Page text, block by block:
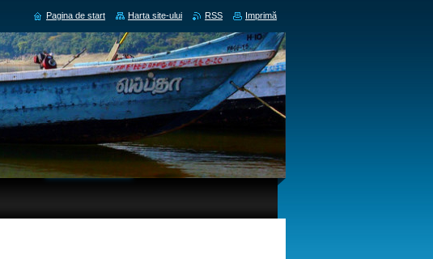
Pagina de start Harta site-ului RSS Imprimă